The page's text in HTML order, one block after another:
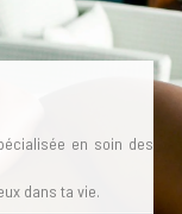
en soin des
dans ta vie.